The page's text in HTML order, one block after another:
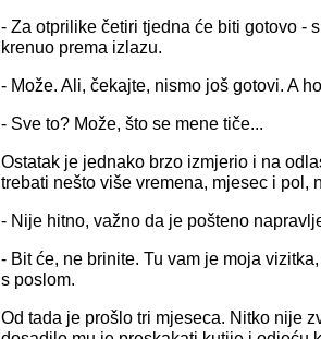
- Za otprilike četiri tjedna će biti gotovo -
krenuo prema izlazu.
- Može. Ali, čekajte, nismo još gotovi. A
- Sve to? Može, što se mene tiče...
Ostatak je jednako brzo izmjerio i na
trebati nešto više vremena, mjesec i pol,
- Nije hitno, važno da je pošteno
- Bit će, ne brinite. Tu vam je moja
s poslom.
Od tada je prošlo tri mjeseca. Nitko nije